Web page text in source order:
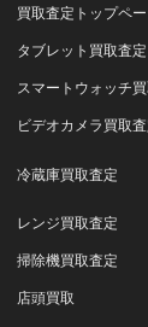
買取査定トップペ
タブレット買取査定
スマートウォッチ
ビデオカメラ買取
冷蔵庫買取査定
レンジ買取査定
掃除機買取査定
店頭買取